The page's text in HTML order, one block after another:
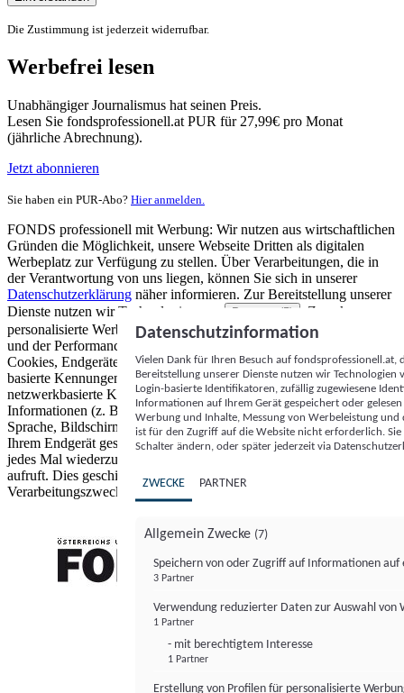
Die Zustimmung ist jederzeit widerrufbar.
Werbefrei lesen
Unabhängiger Journalismus hat seinen Preis.
Lesen Sie fondsprofessionell.at PUR für 27,99€ pro Monat
(jährliche Abrechnung).
Jetzt abonnieren
Sie haben ein PUR-Abo? Hier anmelden.
FONDS professionell mit Werbung: Wir nutzen aus wirtschaftlichen
Gründen die Möglichkeit, unsere Webseite Dritten als digitalen
Werbeplatz zur Verfügung zu stellen. Über Verarbeitungen, die in
der Verantwortung von uns liegen, können Sie sich in unserer
Datenschutzerklärung näher informieren. Zur Bereitstellung unserer
Dienste nutzen wir Technologien von
Partnern (5)
. Zwecke:
personalisierte Werbung und Inhalte, Messung von Werbeleistung
und der Performance von Inhalten sowie Zielgruppenforschung.
Cookies, Endgeräte- oder ähnliche Online-Kennungen (z. B. login-
basierte Kennungen, zufällig generierte Kennungen,
netzwerkbasierte Kennungen) können zusammen mit anderen
Informationen (z. B. Browsertyp und Browserinformationen,
Sprache, Bildschirmgröße, unterstützte Technologien usw.) auf
Ihrem Endgerät gespeichert oder von dort ausgelesen werden, um es
jedes Mal wiederzuerkennen, wenn es eine App oder einer Webseite
aufruft. Dies geschieht für einen oder mehrere der hier aufgeführten
Verarbeitungszwecke.
Datenschutzinformation
Vielen Dank für Ihren Besuch auf
Bereitstellung unserer Dienste nutzen wir Technologien
Login-basierte Identifikatoren, zufällig zugewiesene
Informationen auf Ihrem Gerät gespeichert oder
Werbung und Inhalte, Messung von Werbeleistung
ist für den Zugriff auf die Website nicht erforderlich.
Schalter ändern, oder später jederzeit via
ZWECKE PARTNER
Allgemein Zwecke (7)
Speichern von oder Zugriff auf Informationen auf
3 Partner
Verwendung reduzierter Daten zur Auswahl von
1 Partner
- mit berechtigtem Interesse
1 Partner
Erstellung von Profilen für personalisierte
FONDS professionell